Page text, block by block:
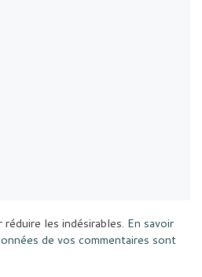
les indésirables. En savoir
de vos commentaires sont